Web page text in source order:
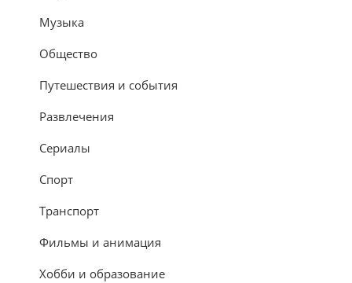
Музыка
Общество
Путешествия и события
Развлечения
Сериалы
Спорт
Транспорт
Фильмы и анимация
Хобби и образование